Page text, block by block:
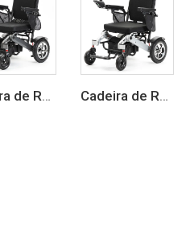
Cadeira de Rodas Elétrica Dobrável Leve para Viagem para Adultos Cadeira de Rodas Elétrica Dobrável em Liga de Alumínio